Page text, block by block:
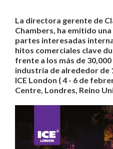
La directora gerente de
Chambers, ha emitido
partes interesadas
hitos comerciales clave
frente a los más de
industria de alrededor de
ICE London ( 4 - 6 de
Centre, Londres, Reino